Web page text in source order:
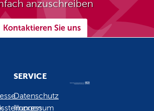
anzuschreiben
Kontaktieren Sie uns
SERVICE
Datenschutz
Impressum